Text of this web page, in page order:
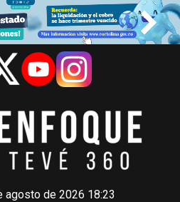
agosto de 2026 18:23